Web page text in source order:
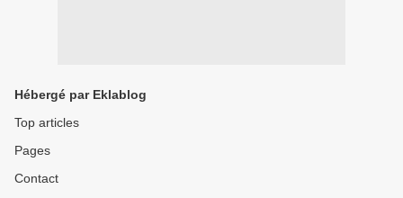
Hébergé par Eklablog
Top articles
Pages
Contact